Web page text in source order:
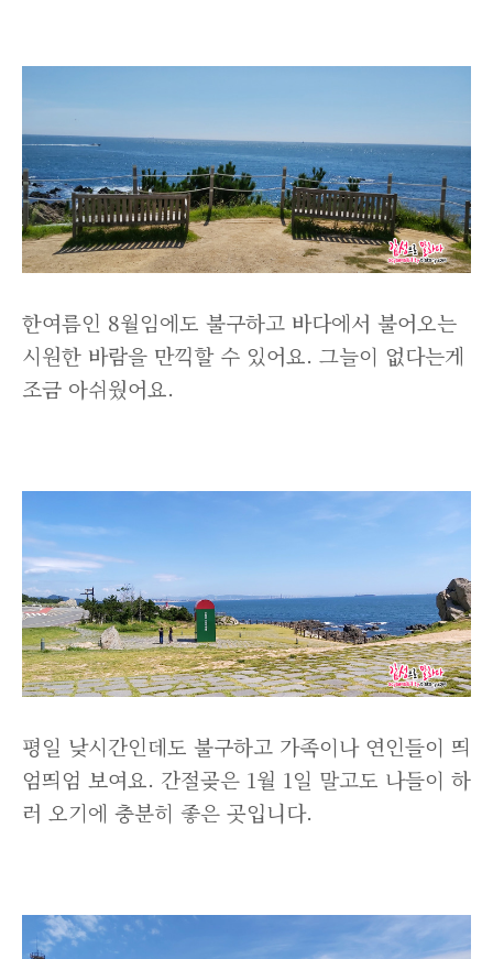
한여름인 8월임에도 불구하고 바다에서 불어오는
시원한 바람을 만끽할 수 있어요. 그늘이 없다는게
조금 아쉬웠어요.
평일 낮시간인데도 불구하고 가족이나 연인들이 띄
엄띄엄 보여요. 간절곶은 1월 1일 말고도 나들이 하
러 오기에 충분히 좋은 곳입니다.